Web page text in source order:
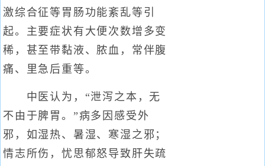
激综合征等胃肠功能紊乱等引
起。主要症状有大便次数增多变
稀，甚至带黏液、脓血，常伴腹
痛、里急后重等。
中医认为，“泄泻之本，无
不由于脾胃。”病多因感受外
邪，如湿热、暑湿、寒湿之邪；
情志所伤，忧思郁怒导致肝失疏